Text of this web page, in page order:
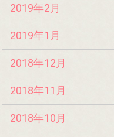
2019年2月
2019年1月
2018年12月
2018年11月
2018年10月